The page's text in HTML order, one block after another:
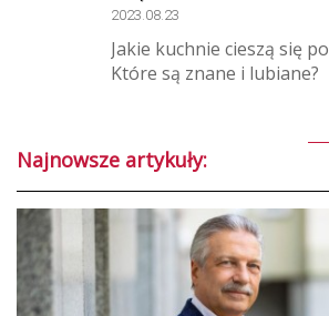
2023.08.23
Jakie kuchnie cieszą się
Które są znane i lubiane?
Najnowsze artykuły: